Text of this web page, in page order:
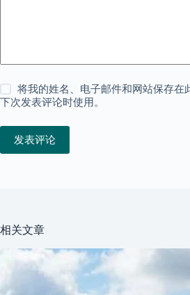
将我的姓名、电子邮件和网站保存在
下次发表评论时使用。
发表评论
相关文章